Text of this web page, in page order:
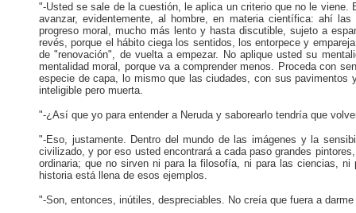
"-Usted se sale de la cuestión, le aplica un criterio que no le
avanzar, evidentemente, al hombre, en materia científica: ahí
progreso moral, mucho más lento y hasta discutible, sujeto a
revés, porque el hábito ciega los sentidos, los entorpece y
de "renovación", de vuelta a empezar. No aplique usted su
mentalidad moral, porque va a comprender menos. Proceda con
especie de capa, lo mismo que las ciudades, con sus pavimentos
inteligible pero muerta.
"-¿Así que yo para entender a Neruda y saborearlo tendría que
"-Eso, justamente. Dentro del mundo de las imágenes y la
civilizado, y por eso usted encontrará a cada paso grandes
ordinaria; que no sirven ni para la filosofía, ni para las ciencias,
historia está llena de esos ejemplos.
"-Son, entonces, inútiles, despreciables. No creía que fuera a